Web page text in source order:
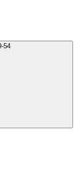
+7 (993) 483-79-54